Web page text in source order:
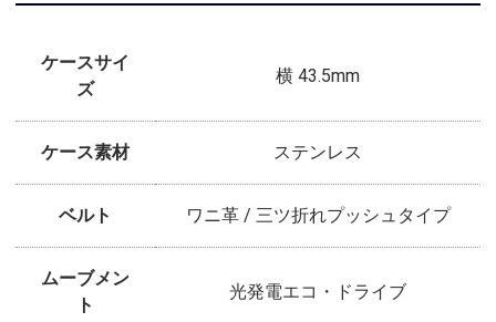
ケースサイ
ズ
横 43.5mm
ケース素材 ステンレス
ベルト ワニ革 / 三ツ折れプッシュタイプ
ムーブメン
ト
光発電エコ・ドライブ